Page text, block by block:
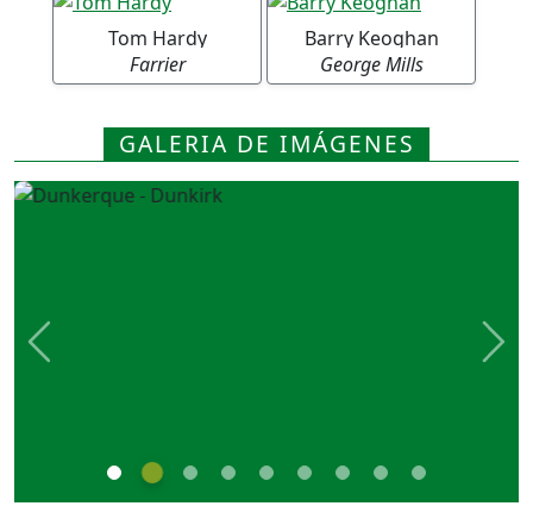
Tom Hardy
Farrier
Barry Keoghan
George Mills
GALERIA DE IMÁGENES
Previous Next